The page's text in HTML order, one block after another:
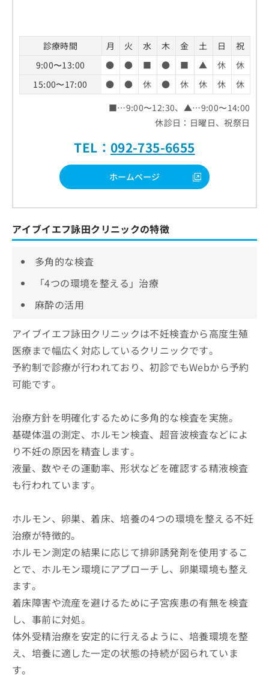
診療時間 月 火 水 木 金 土 日
祝
9:00〜13:00
● ● ■ ● ■ ▲ 休
休
15:00〜17:00
● ● 休 ● 休 休 休
休
■…9:00〜12:30、▲…9:00〜14:00
休診日：日曜日、祝祭日
TEL： 092-735-6655
ホームページ
アイブイエフ詠田クリニックの特徴
多角的な検査
「4つの環境を整える」治療
麻酔の活用
アイブイエフ詠田クリニックは不妊検査から高度生殖
医療まで幅広く対応しているクリニックです。
予約制で診療が行われており、初診でもWebから予約
可能です。
治療方針を明確化するために多角的な検査を実施。
基礎体温の測定、ホルモン検査、超音波検査などによ
り不妊の原因を精査します。
液量、数やその運動率、形状などを確認する精液検査
も行われています。
ホルモン、卵巣、着床、培養の4つの環境を整える不妊
治療が特徴的。
ホルモン測定の結果に応じて排卵誘発剤を使用するこ
とで、ホルモン環境にアプローチし、卵巣環境も整え
ます。
着床障害や流産を避けるために子宮疾患の有無を検査
し、事前に対処。
体外受精治療を安定的に行えるように、培養環境を整
え、培養に適した一定の状態の持続が図られていま
す。